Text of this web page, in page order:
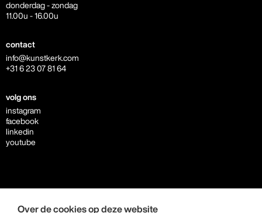
Over de cookies op deze website
donderdag - zondag
11.00u - 16.00u
contact
info@kunstkerk.com
+31 6 23 07 81 64
volg ons
instagram
facebook
linkedin
youtube